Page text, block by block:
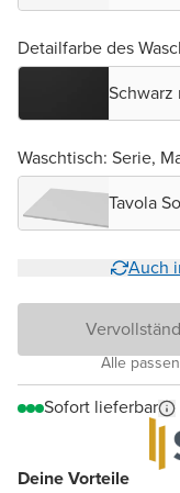
Deine Vorteile
Detailfarbe des
Schwarz
Waschtisch: Serie,
Tavola
Auch
Alle
Sofort lieferbar